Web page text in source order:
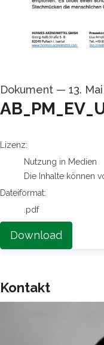
Dokument — 13.
go to media item
Lizenz:
Nutzung in Medien
Die Inhalte können
Dateiformat:
.pdf
Download
Kontakt